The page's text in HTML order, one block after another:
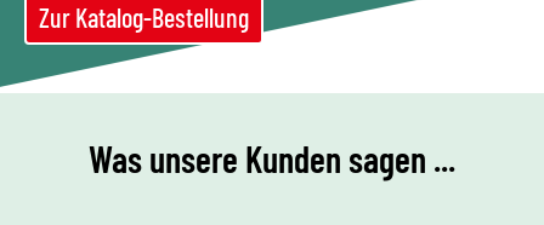
Zur Katalog-Bestellung
Was unsere Kunden sagen ...